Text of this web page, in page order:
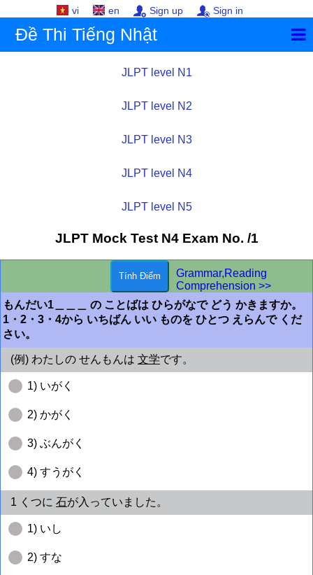
vi en Sign up Sign in
Đề Thi Tiếng Nhật
JLPT level N1
JLPT level N2
JLPT level N3
JLPT level N4
JLPT level N5
JLPT Mock Test N4Exam No. /1
Grammar,Reading
Comprehension >>
もんだい1＿＿＿ の ことばは ひらがなで どう かきますか。
1・2・3・4から いちばん いい ものを ひとつ えらんで くだ
さい。
(例) わたしの せんもんは 文学です。
1) いがく
2) かがく
3) ぶんがく
4) すうがく
1 くつに 石が入っていました。
1) いし
2) すな